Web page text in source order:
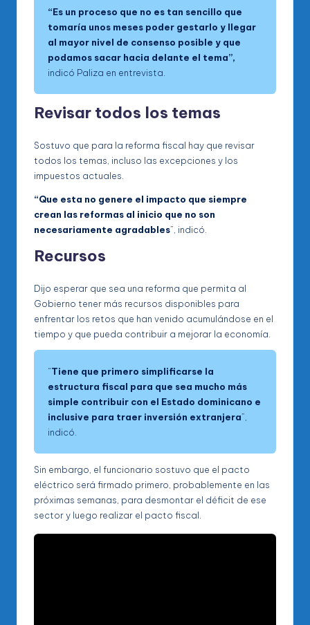
“Es un proceso que no es tan sencillo que
tomaría unos meses poder gestarlo y llegar
al mayor nivel de consenso posible y que
podamos sacar hacia delante el tema”,
indicó Paliza en entrevista.
Revisar todos los temas
Sostuvo que para la reforma fiscal hay que revisar
todos los temas, incluso las excepciones y los
impuestos actuales.
“Que esta no genere el impacto que siempre
crean las reformas al inicio que no son
necesariamente agradables”, indicó.
Recursos
Dijo esperar que sea una reforma que permita al
Gobierno tener más recursos disponibles para
enfrentar los retos que han venido acumulándose en el
tiempo y que pueda contribuir a mejorar la economía.
“Tiene que primero simplificarse la
estructura fiscal para que sea mucho más
simple contribuir con el Estado dominicano e
inclusive para traer inversión extranjera”,
indicó.
Sin embargo, el funcionario sostuvo que el pacto
eléctrico será firmado primero, probablemente en las
próximas semanas, para desmontar el déficit de ese
sector y luego realizar el pacto fiscal.